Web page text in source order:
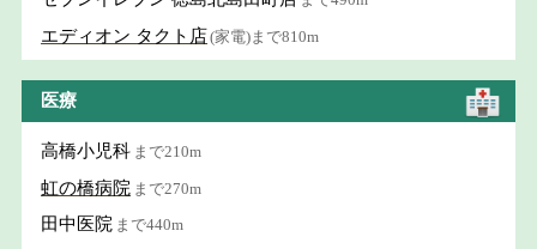
エディオン タクト店(家電)まで810m
医療
高橋小児科 まで210m
虹の橋病院 まで270m
田中医院 まで440m